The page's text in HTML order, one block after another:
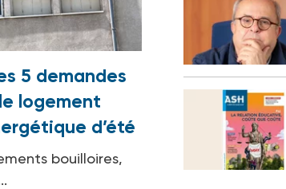
5 demandes
logement
d’été
bouilloires,